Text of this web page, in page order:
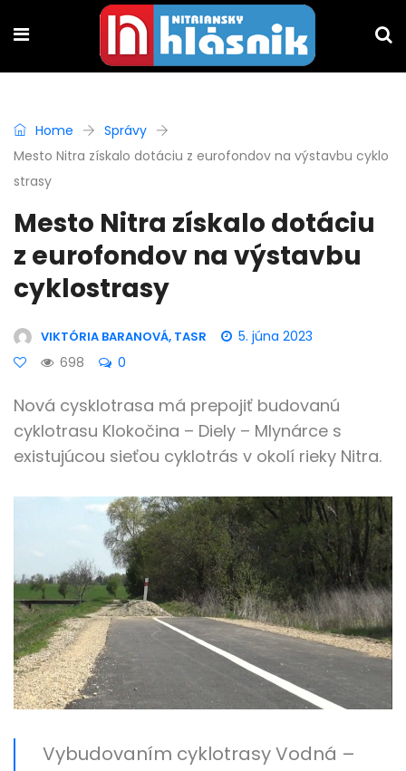
Home
Správy
Mesto Nitra získalo dotáciu z eurofondov na výstavbu cyklo
strasy
Mesto Nitra získalo dotáciu
z eurofondov na výstavbu
cyklostrasy
VIKTÓRIA BARANOVÁ, TASR
5. júna 2023
698
0
Nová cysklotrasa má prepojiť budovanú
cyklotrasu Klokočina – Diely – Mlynárce s
existujúcou sieťou cyklotrás v okolí rieky Nitra.
Vybudovaním cyklotrasy Vodná –